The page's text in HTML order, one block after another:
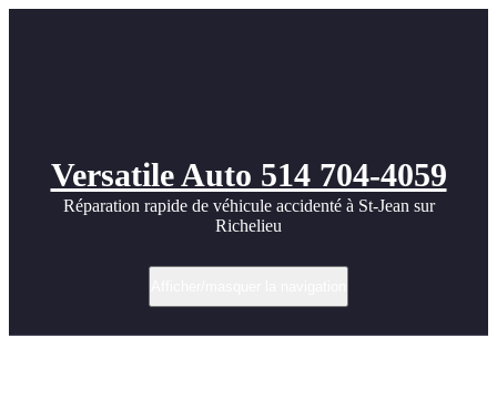
Versatile Auto 514 704-4059
Réparation rapide de véhicule accidenté à St-Jean sur
Richelieu